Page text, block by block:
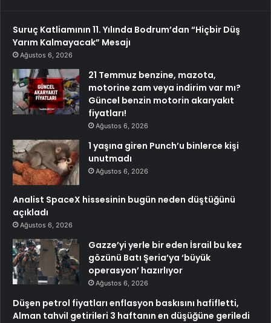
Suruç Katliamının 11. Yılında Bodrum’dan “Hiçbir Düş
Yarım Kalmayacak” Mesajı
Ağustos 6, 2026
21 Temmuz benzine, mazota,
motorine zam veya indirim var mı?
Güncel benzin motorin akaryakıt
fiyatları!
Ağustos 6, 2026
1 yaşına giren Punch’u binlerce kişi
unutmadı
Ağustos 6, 2026
Analist SpaceX hissesinin bugün neden düştüğünü
açıkladı
Ağustos 6, 2026
Gazze’yi yerle bir eden İsrail bu kez
gözünü Batı Şeria’ya ‘büyük
operasyon’ hazırlıyor
Ağustos 6, 2026
Düşen petrol fiyatları enflasyon baskısını hafifletti,
Alman tahvil getirileri 3 haftanın en düşüğüne geriledi